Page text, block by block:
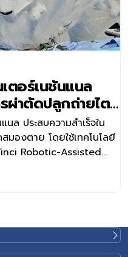
ตอร์เนชันแนล
รผ่าตัดปลูกถ่ายไต
ยเทคโนโลยี “หุ่น
Vinci) เป็น
เทศไทย
นล ประสบความสำเร็จใน
มองตาย โดยใช้เทคโนโลยี
Robotic-Assisted
ข้องโดยมีการวางแผนร่วม
ดแทนการผ่าตัดเปิดหน้า